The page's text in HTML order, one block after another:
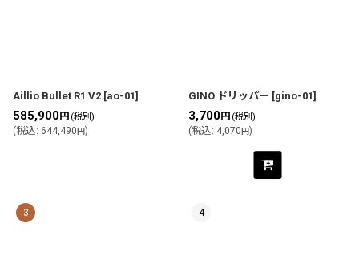
Aillio Bullet R1 V2 [ao-01]
585,900円 (税別)
(税込: 644,490円)
GINO ドリッパー [gino-01]
3,700円 (税別)
(税込: 4,070円)
3 4